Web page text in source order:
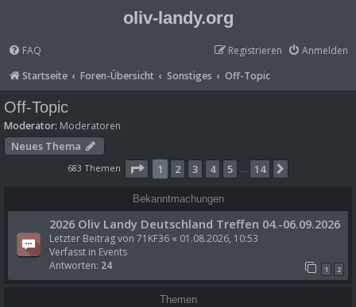
oliv-landy.org
FAQ Anmelden
Registrieren
Startseite
Foren-Übersicht Sonstiges Off-Topic
Off-Topic
Moderator: Moderatoren
Neues Thema
683 Themen Seite 1von 14
1 2 3 4 5 … 14
Bekanntmachungen
2026 Oliv Landy Deutschland Treffen 04.-06.09.2026
Letzter Beitrag von 71KF36 « 01.08.2026, 10:53
Verfasst in Events
Antworten: 24 1 2
Themen